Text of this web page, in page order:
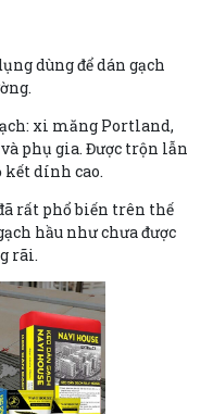
dùng để dán gạch
xi măng Portland,
phụ gia. Được trộn lẫn
kết dính cao.
rất phổ biến trên thế
hầu như chưa được
rãi.